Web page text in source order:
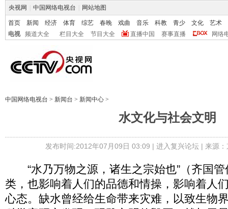
央视网 中国网络电视台 网站地图
首页 新闻 经济 体育 综艺 春晚 戏曲 音乐 科教 青少 文化
艺术
电视
频道大全 栏目大全 节目大全 直播中国 赛事直播 网络
中国网络电视台 > 新闻台 > 新闻中心 >
水文化与社会文明
发布时间:2012年07月09日 03:09 | 进入复兴论坛| 来源
“水乃万物之源，诸生之宗始也”（齐国管
类，也影响着人们的品德和情操，影响着人
心态。缺水曾经给生命带来灾难，以致生物